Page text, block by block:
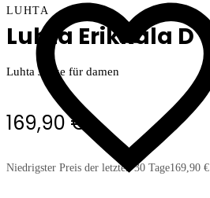
LUHTA
Luhta Erikkala D
Luhta Jacke für damen
169,90 €
Niedrigster Preis der letzten 30 Tage169,90 €